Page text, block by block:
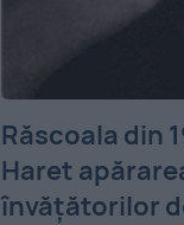
Răscoala din
Haret
învățătorilor